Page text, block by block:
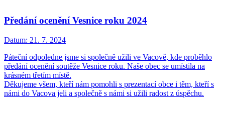
Předání ocenění Vesnice roku 2024
Datum: 21. 7. 2024
Páteční odpoledne jsme si společně užili ve Vacově, kde proběhlo
předání ocenění soutěže Vesnice roku. Naše obec se umístila na
krásném třetím místě.
Děkujeme všem, kteří nám pomohli s prezentací obce i těm, kteří s
námi do Vacova jeli a společně s námi si užili radost z úspěchu.